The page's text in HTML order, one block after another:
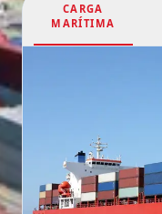
CARGA
MARÍTIMA